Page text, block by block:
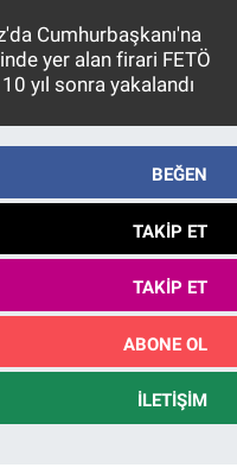
Cumhurbaşkanı'na
yer alan firari FETÖ
yıl sonra yakalandı
BEĞEN
TAKIP ET
TAKIP ET
ABONE OL
İLETIŞIM